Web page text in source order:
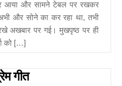
आया और सामने टेबल पर रखकर
और सोने का कर रहा था, तभी
अखबार पर गई। मुखपृष्ठ पर ही
को […]
गीत